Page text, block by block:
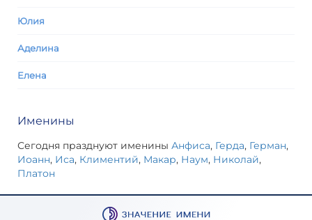
Юлия
Аделина
Елена
Именины
Сегодня празднуют именины Анфиса, Герда, Герман,
Иоанн, Иса, Климентий, Макар, Наум, Николай,
Платон